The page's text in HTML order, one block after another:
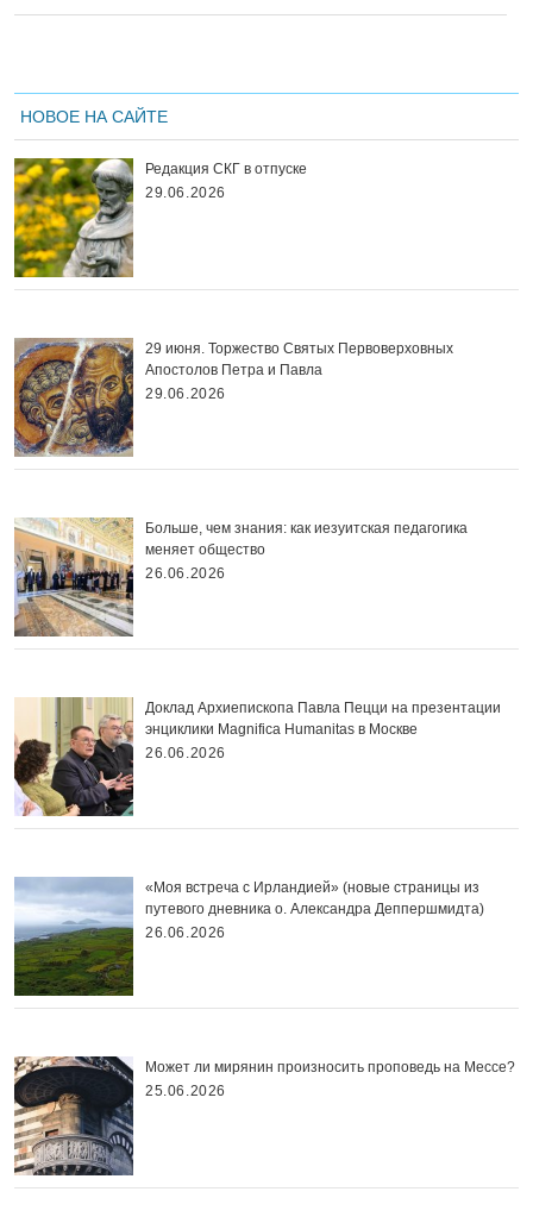
НОВОЕ НА САЙТЕ
Редакция СКГ в отпуске
29.06.2026
29 июня. Торжество Святых Первоверховных
Апостолов Петра и Павла
29.06.2026
Больше, чем знания: как иезуитская педагогика
меняет общество
26.06.2026
Доклад Архиепископа Павла Пецци на презентации
энциклики Magnifica Нumanitas в Москве
26.06.2026
«Моя встреча с Ирландией» (новые страницы из
путевого дневника о. Александра Деппершмидта)
26.06.2026
Может ли мирянин произносить проповедь на Мессе?
25.06.2026